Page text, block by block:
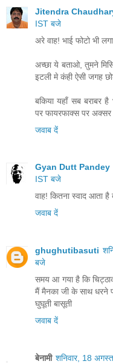
Jitendra
IST बजे
अरे वाह! भाई फोटो भी
अच्छा ये बताओ, तुमने
इटली मे कंही ऐसी जगह
बकिया यहाँ सब बराबर
पर फायरफाक्स पर
जवाब दें
Gyan Dutt Pandey
IST बजे
वाह! कितना स्वाद आता है
जवाब दें
ghughutibasuti
बजे
समय आ गया है कि
मैं मैनका जी के साथ धरने
घुघूती बासूती
जवाब दें
बेनामी शनिवार, 18